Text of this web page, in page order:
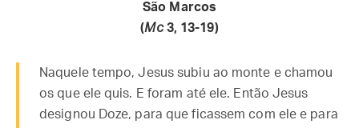
São Marcos
(Mc3, 13-19)
Naquele tempo, Jesus subiu ao monte e chamou
os que ele quis. E foram até ele. Então Jesus
designou Doze, para que ficassem com ele e para